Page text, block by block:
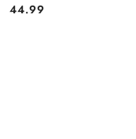
Cena:
44.99